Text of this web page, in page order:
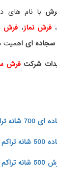
با نام
،فرش نماز، فرش
ای اهمیت
شرکت فرش
تراکم 2550
1200
1000